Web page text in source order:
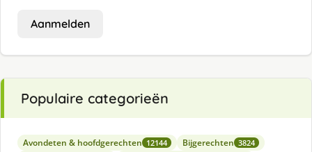
Aanmelden
Populaire categorieën
Avondeten & hoofdgerechten 12144 Bijgerechten 3824